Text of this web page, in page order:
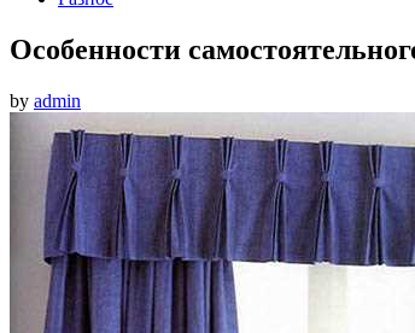
Особенности
by admin